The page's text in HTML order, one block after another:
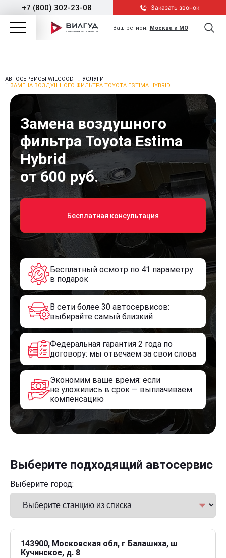
+7 (800) 302-23-08 Заказать звонок
Ваш регион: Москва и МО
АВТОСЕРВИСЫ WILGOOD
УСЛУГИ
ЗАМЕНА ВОЗДУШНОГО ФИЛЬТРА TOYOTA ESTIMA HYBRID
Замена воздушного
фильтра Toyota Estima
Hybrid
от 600 руб.
Бесплатная консультация
Бесплатный осмотр по 41 параметру
в подарок
В сети более 30 автосервисов:
выбирайте самый близкий
Федеральная гарантия 2 года по
договору: мы отвечаем за свои слова
Экономим ваше время: если
не уложились в срок — выплачиваем
компенсацию
Выберите подходящий автосервис
Выберите город:
143900, Московская обл, г Балашиха, ш
Кучинское, д. 8